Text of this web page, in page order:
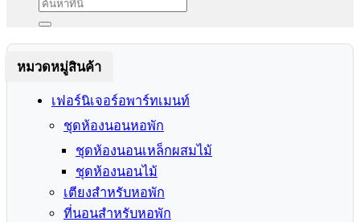
ค้นหา:
หมวดหมู่สินค้า
เฟอร์นิเจอร์อพาร์ทเมนท์
ชุดห้องนอนหอพัก
ชุดห้องนอนเหล็กผสมไม้
ชุดห้องนอนไม้
เตียงสำหรับหอพัก
ที่นอนสำหรับหอพัก